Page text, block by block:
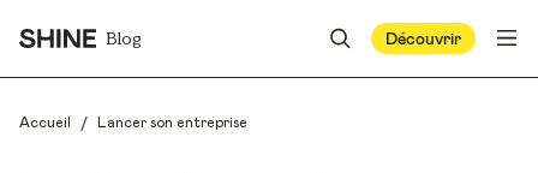
Blog Découvrir
Accueil / Lancer son entreprise